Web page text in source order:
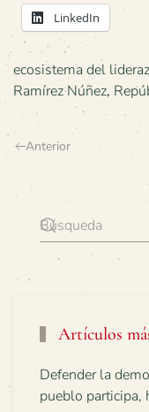
LinkedIn
ecosistema del
Ramírez Núñez,
Anterior
Artículos
Defender la
pueblo participa,